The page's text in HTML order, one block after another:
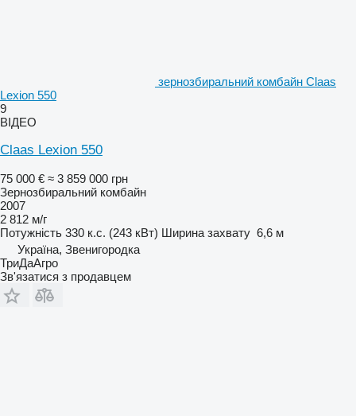
зернозбиральний комбайн Claas
Lexion 550
9
ВІДЕО
Claas Lexion 550
75 000 € ≈ 3 859 000 грн
Зернозбиральний комбайн
2007
2 812 м/г
Потужність 330 к.с. (243 кВт) Ширина захвату 6,6 м
Україна, Звенигородка
ТриДаАгро
Зв'язатися з продавцем